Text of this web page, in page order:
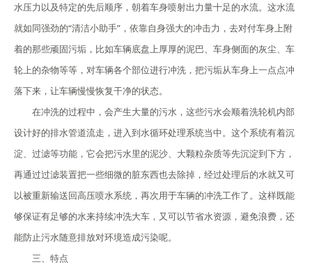
水压力以及特定的先后顺序，朝着车身喷射出力量十足的水流。这水流
就如同强劲的“清洁小助手”，依靠自身强大的冲击力，去对付车身上附
着的那些顽固污垢，比如车辆底盘上厚厚的泥巴、车身侧面的灰尘、车
轮上的杂物等等，对车辆各个部位进行冲洗，把污垢从车身上一点点冲
落下来，让车辆慢慢恢复干净的状态。
在冲洗的过程中，会产生大量的污水，这些污水会顺着洗轮机内部
设计好的排水管道流走，进入到水循环处理系统当中。这个系统有着沉
淀、过滤等功能，它会把污水里的泥沙、大颗粒杂质等先沉淀到下方，
再通过过滤装置把一些细微的脏东西也去除掉，经过处理后的水就又可
以被重新输送回高压喷水系统，再次用于车辆的冲洗工作了。这样既能
够保证有足够的水来持续冲洗大车，又可以节省水资源，避免浪费，还
能防止污水随意排放对环境造成污染呢。
三、特点